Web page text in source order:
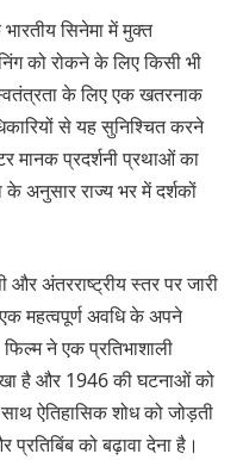
सिनेमा में मुक्त
को रोकने के लिए किसी भी
स्वतंत्रता के लिए एक खतरनाक
से यह सुनिश्चित करने
मानक प्रदर्शनी प्रथाओं का
के अनुसार राज्य भर में दर्शकों
और अंतरराष्ट्रीय स्तर पर जारी
महत्वपूर्ण अवधि के अपने
ने एक प्रतिभाशाली
है और 1946 की घटनाओं को
ऐतिहासिक शोध को जोड़ती
को बढ़ावा देना है।